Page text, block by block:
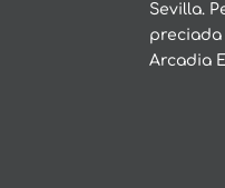
Sevilla.
preciada
Arcadia